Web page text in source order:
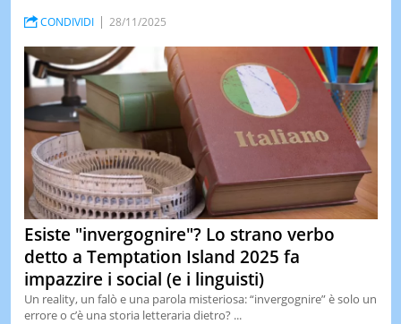
CONDIVIDI 28/11/2025
Esiste "invergognire"? Lo strano verbo
detto a Temptation Island 2025 fa
impazzire i social (e i linguisti)
Un reality, un falò e una parola misteriosa: “invergognire” è solo un
errore o c’è una storia letteraria dietro? ...